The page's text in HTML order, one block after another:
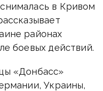
в Кривом
районах
боевых действий.
«Донбасс»
Украины,